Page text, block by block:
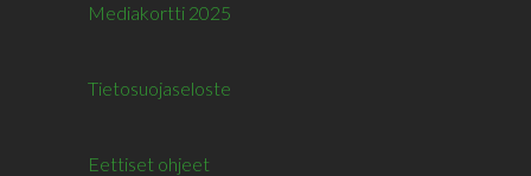
Mediakortti 2025
Tietosuojaseloste
Eettiset ohjeet